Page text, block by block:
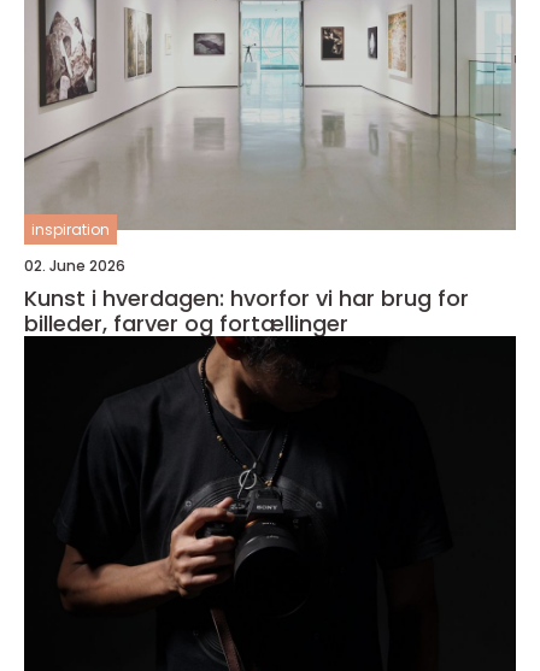
inspiration
02. June 2026
Kunst i hverdagen: hvorfor vi har brug for
billeder, farver og fortællinger